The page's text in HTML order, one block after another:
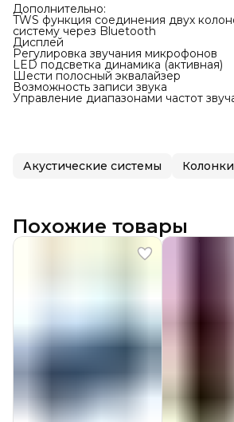
Дополнительно:
TWS функция соединения двух
систему через Bluetooth
Дисплей
Регулировка звучания микрофонов
LED подсветка динамика (активная)
Шести полосный эквалайзер
Возможность записи звука
Управление диапазонами частот
Акустические системы
Похожие товары